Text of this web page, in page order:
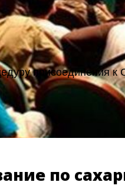
присоединения к
по